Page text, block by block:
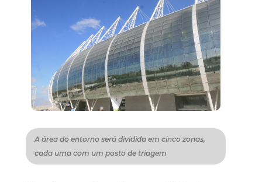
A área do entorno será dividida em cinco zonas,
cada uma com um posto de triagem